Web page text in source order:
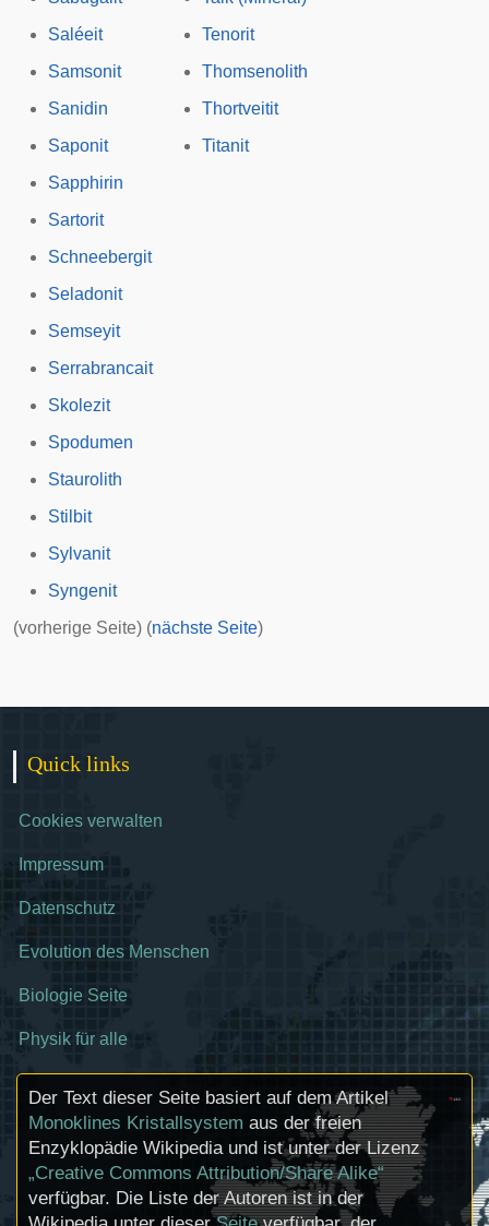
Saléeit
Samsonit
Sanidin
Saponit
Sapphirin
Sartorit
Schneebergit
Seladonit
Semseyit
Serrabrancait
Skolezit
Spodumen
Staurolith
Stilbit
Sylvanit
Syngenit
Tenorit
Thomsenolith
Thortveitit
Titanit
(vorherige Seite) (nächste Seite)
Quick links
Cookies verwalten
Impressum
Datenschutz
Evolution des Menschen
Biologie Seite
Physik für alle
Der Text dieser Seite basiert auf dem Artikel
Monoklines Kristallsystem aus der freien
Enzyklopädie Wikipedia und ist unter der Lizenz
„Creative Commons Attribution/Share Alike“
verfügbar. Die Liste der Autoren ist in der